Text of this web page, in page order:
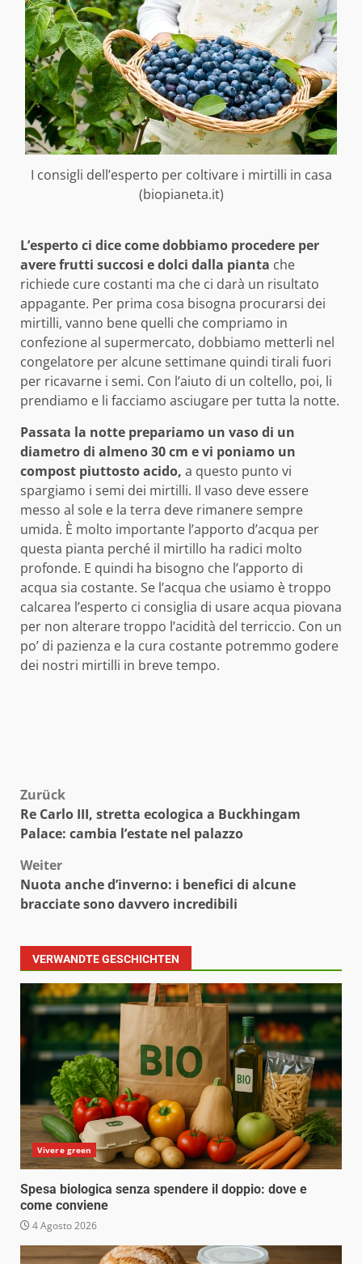
I consigli dell’esperto per coltivare i mirtilli in casa
(biopianeta.it)
L’esperto ci dice come dobbiamo procedere per
avere frutti succosi e dolci dalla pianta che
richiede cure costanti ma che ci darà un risultato
appagante. Per prima cosa bisogna procurarsi dei
mirtilli, vanno bene quelli che compriamo in
confezione al supermercato, dobbiamo metterli nel
congelatore per alcune settimane quindi tirali fuori
per ricavarne i semi. Con l’aiuto di un coltello, poi, li
prendiamo e li facciamo asciugare per tutta la notte.
Passata la notte prepariamo un vaso di un
diametro di almeno 30 cm e vi poniamo un
compost piuttosto acido, a questo punto vi
spargiamo i semi dei mirtilli. Il vaso deve essere
messo al sole e la terra deve rimanere sempre
umida. È molto importante l’apporto d’acqua per
questa pianta perché il mirtillo ha radici molto
profonde. E quindi ha bisogno che l’apporto di
acqua sia costante. Se l’acqua che usiamo è troppo
calcarea l’esperto ci consiglia di usare acqua piovana
per non alterare troppo l’acidità del terriccio. Con un
po’ di pazienza e la cura costante potremmo godere
dei nostri mirtilli in breve tempo.
Beitragsnavigation
Zurück
Re Carlo III, stretta ecologica a Buckhingam
Palace: cambia l’estate nel palazzo
Weiter
Nuota anche d’inverno: i benefici di alcune
bracciate sono davvero incredibili
VERWANDTE GESCHICHTEN
Vivere green
Spesa biologica senza spendere il doppio: dove e
come conviene
4 Agosto 2026